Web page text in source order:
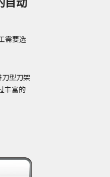
需要选
型刀架
丰富的